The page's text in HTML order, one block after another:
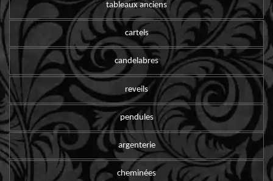
tableaux anciens
cartels
candelabres
reveils
pendules
argenterie
cheminées